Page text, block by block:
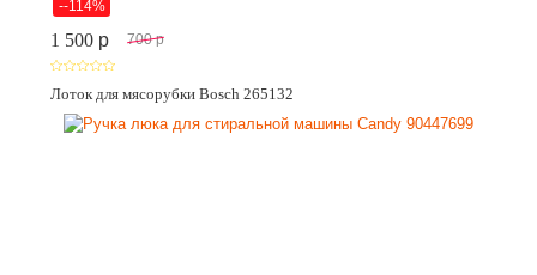
--114%
1 500 p 700 p
Лоток для мясорубки Bosch 265132